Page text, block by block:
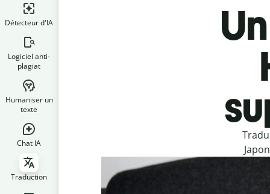
Détecteur d'IA
Logiciel anti-
plagiat
Humaniser un
texte
Chat IA
Traduction